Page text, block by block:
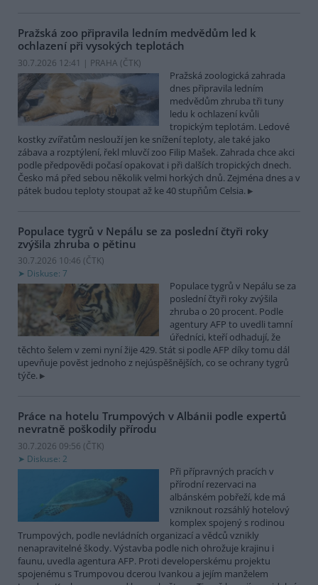
Pražská zoo připravila ledním medvědům led k
ochlazení při vysokých teplotách
30.7.2026 12:41 | PRAHA (ČTK)
Pražská zoologická zahrada
dnes připravila ledním
medvědům zhruba tři tuny
ledu k ochlazení kvůli
tropickým teplotám. Ledové
kostky zvířatům neslouží jen ke snížení teploty, ale také jako
zábava a rozptýlení, řekl mluvčí zoo Filip Mašek. Zahrada chce akci
podle předpovědi počasí opakovat i při dalších tropických dnech.
Česko má před sebou několik velmi horkých dnů. Zejména dnes a v
pátek budou teploty stoupat až ke 40 stupňům Celsia.
Populace tygrů v Nepálu se za poslední čtyři roky
zvýšila zhruba o pětinu
30.7.2026 10:46 (ČTK)
Diskuse: 7
Populace tygrů v Nepálu se za
poslední čtyři roky zvýšila
zhruba o 20 procent. Podle
agentury AFP to uvedli tamní
úředníci, kteří odhadují, že
těchto šelem v zemi nyní žije 429. Stát si podle AFP díky tomu dál
upevňuje pověst jednoho z nejúspěšnějších, co se ochrany tygrů
týče.
Práce na hotelu Trumpových v Albánii podle expertů
nevratně poškodily přírodu
30.7.2026 09:56 (ČTK)
Diskuse: 2
Při přípravných pracích v
přírodní rezervaci na
albánském pobřeží, kde má
vzniknout rozsáhlý hotelový
komplex spojený s rodinou
Trumpových, podle nevládních organizací a vědců vznikly
nenapravitelné škody. Výstavba podle nich ohrožuje krajinu i
faunu, uvedla agentura AFP. Proti developerskému projektu
spojenému s Trumpovou dcerou Ivankou a jejím manželem